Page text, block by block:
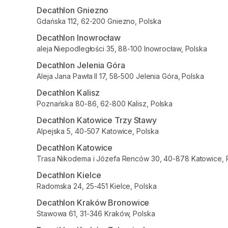
Decathlon Gniezno
Gdańska 112, 62-200 Gniezno, Polska
Decathlon Inowrocław
aleja Niepodległości 35, 88-100 Inowrocław, Polska
Decathlon Jelenia Góra
Aleja Jana Pawła II 17, 58-500 Jelenia Góra, Polska
Decathlon Kalisz
Poznańska 80-86, 62-800 Kalisz, Polska
Decathlon Katowice Trzy Stawy
Alpejska 5, 40-507 Katowice, Polska
Decathlon Katowice
Trasa Nikodema i Józefa Renców 30, 40-878 Katowice,
Decathlon Kielce
Radomska 24, 25-451 Kielce, Polska
Decathlon Kraków Bronowice
Stawowa 61, 31-346 Kraków, Polska